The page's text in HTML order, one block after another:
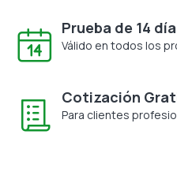
Prueba de 14
Válido en todos los
Cotización
Para clientes